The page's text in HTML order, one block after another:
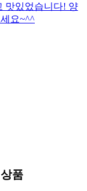
맛있었습니다! 양
요~^^
품